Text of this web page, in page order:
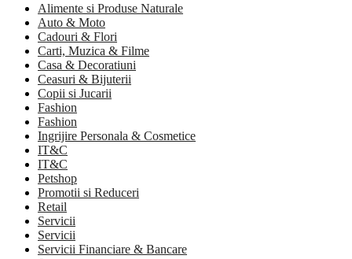
Alimente si Produse Naturale
Auto & Moto
Cadouri & Flori
Carti, Muzica & Filme
Casa & Decoratiuni
Ceasuri & Bijuterii
Copii si Jucarii
Fashion
Fashion
Ingrijire Personala & Cosmetice
IT&C
IT&C
Petshop
Promotii si Reduceri
Retail
Servicii
Servicii
Servicii Financiare & Bancare